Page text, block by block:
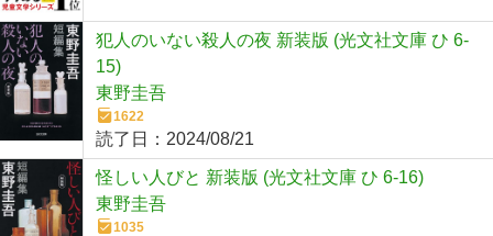
犯人のいない殺人の夜 新装版 (光文社文庫 ひ 6-
15)
東野圭吾
1622
読了日： 2024/08/21
怪しい人びと 新装版 (光文社文庫 ひ 6-16)
東野圭吾
1035